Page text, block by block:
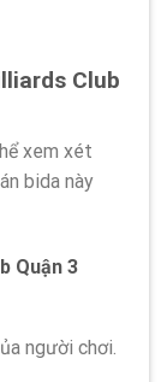
Club
xem xét
bida này
Quận 3
người chơi.